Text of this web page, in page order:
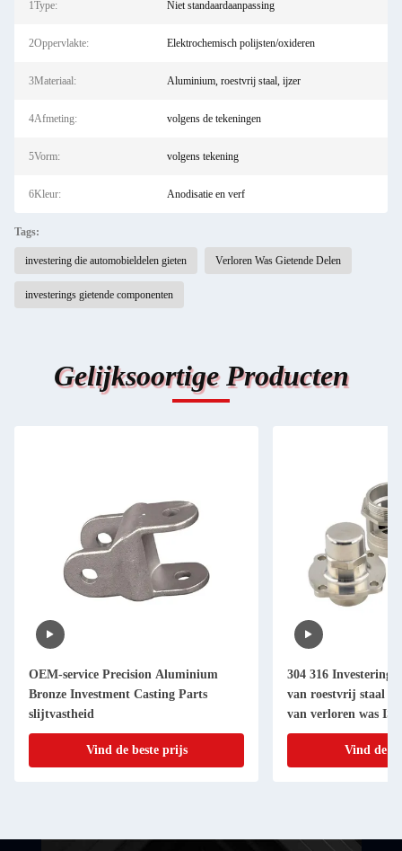
1Type: Niet standaardaanpassing
2Oppervlakte: Elektrochemisch polijsten/oxideren
3Materiaal: Aluminium, roestvrij staal, ijzer
4Afmeting: volgens de tekeningen
5Vorm: volgens tekening
6Kleur: Anodisatie en verf
Tags:
investering die automobieldelen gieten Verloren Was Gietende Delen
investerings gietende componenten
Gelijksoortige Producten
OEM-service Precision Aluminium
Bronze Investment Casting Parts
slijtvastheid
Vind de beste prijs
304 316
van roestvrij staal
van verloren was
gecertificeerd
Vind de